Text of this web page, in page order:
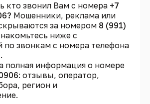
кто звонил Вам с номера +7
Мошенники, реклама или
за номером 8 (991)
ниже с
по звонкам с номера телефона
.
полная информация о номере
: отзывы, оператор,
регион и